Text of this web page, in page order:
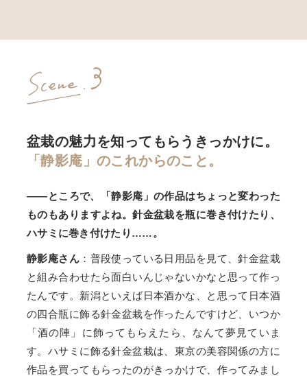
盆栽の魅力を知ってもらうきっかけに。
「静影庵」のこれからのこと。
――ところで、「静影庵」の作品はちょっと変わった
ものもありますよね。針金盆栽を瓶に巻き付けたり、
ハサミに巻き付けたり……。
静影庵さん ：普段使っている日用品を見て、針金盆栽
と組み合わせたら面白いんじゃないかなと思って作っ
たんです。新潟といえば日本酒かな、と思って日本酒
の四合瓶に飾る針金盆栽を作ったんですけど、いつか
「酒の陣」に飾ってもらえたら、なんて夢見ていま
す。ハサミに飾る針金盆栽は、東京の美容関係の方に
作品を買ってもらったのがきっかけで、作ってみまし